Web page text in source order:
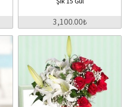
3,100.00₺